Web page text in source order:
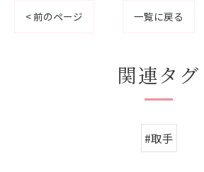
< 前のページ 一覧に戻る
関連タグ
#取手